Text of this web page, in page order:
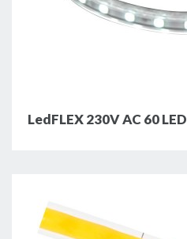
LedFLEX 230V AC 60 LED